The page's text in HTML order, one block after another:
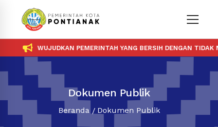
WUJUDKAN PEMERINTAH YANG BERSIH DENGAN TIDAK
Dokumen Publik
Beranda Dokumen Publik